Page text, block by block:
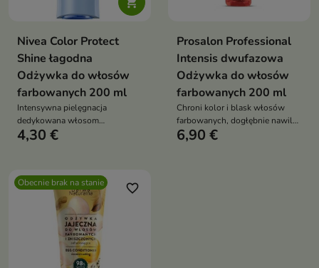
Nivea Color Protect
Shine łagodna
Odżywka do włosów
farbowanych 200 ml
Intensywna pielęgnacja
dedykowana włosom
farbowanym, która wnika
4,30 €
Prosalon Professional
Intensis dwufazowa
Odżywka do włosów
farbowanych 200 ml
Chroni kolor i blask włosów
farbowanych, dogłębnie nawilża
i wygładza pasma
6,90 €
Obecnie brak na stanie favorite_border